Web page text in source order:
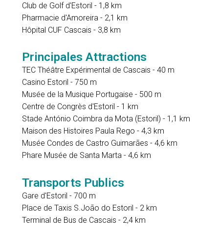
Club de Golf d'Estoril - 1,8 km
Pharmacie d'Amoreira - 2,1 km
Hôpital CUF Cascais - 3,8 km
Principales Attractions
TEC Théâtre Expérimental de Cascais - 40 m
Casino Estoril - 750 m
Musée de la Musique Portugaise - 500 m
Centre de Congrès d'Estoril - 1 km
Stade António Coimbra da Mota (Estoril) - 1,1 km
Maison des Histoires Paula Rego - 4,3 km
Musée Condes de Castro Guimarães - 4,6 km
Phare Musée de Santa Marta - 4,6 km
Transports Publics
Gare d'Estoril - 700 m
Place de Taxis S.João do Estoril - 2 km
Terminal de Bus de Cascais - 2,4 km